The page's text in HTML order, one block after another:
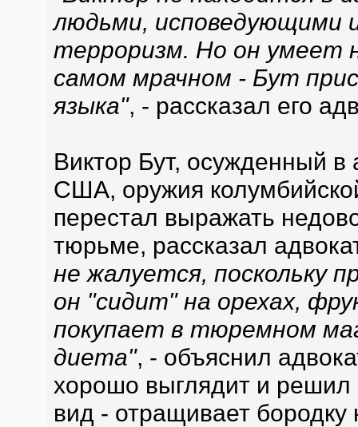
людьми, исповедующими
терроризм. Но он умеет
самом мрачном - Бут
языка", - рассказал его
Виктор Бут, осужденный в
США, оружия
перестал выражать
тюрьме, рассказал
не жалуется, поскольку
он "сидит" на орехах,
покупает в тюремном
диета", - объяснил
хорошо выглядит и решил
вид - отращивает